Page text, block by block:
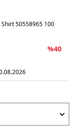
Shirt 50558965 100
%40